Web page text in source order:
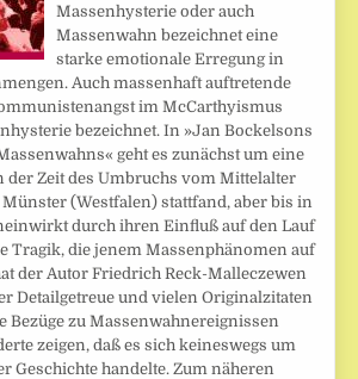
Massenhysterie oder auch
Massenwahn bezeichnet eine
starke emotionale Erregung in
Auch massenhaft auftretende
im McCarthyismus
bezeichnet. In »Jan Bockelsons
geht es zunächst um eine
der Zeit des Umbruchs vom Mittelalter
(Westfalen) stattfand, aber bis in
durch ihren Einfluß auf den Lauf
Tragik, die jenem Massenphänomen auf
der Autor Friedrich Reck-Malleczewen
Detailgetreue und vielen Originalzitaten
Bezüge zu Massenwahnereignissen
zeigen, daß es sich keineswegs um
Geschichte handelte. Zum näheren